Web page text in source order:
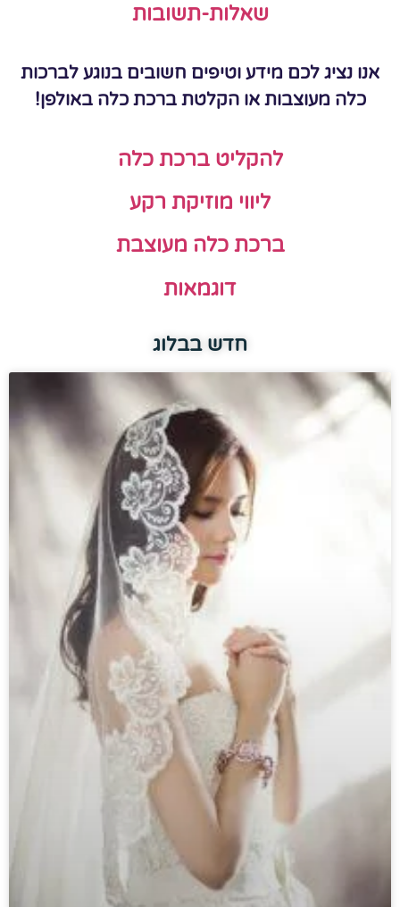
שאלות-תשובות
אנו נציג לכם מידע וטיפים חשובים בנוגע לברכות
כלה מעוצבות או הקלטת ברכת כלה באולפן!
להקליט ברכת כלה
ליווי מוזיקת רקע
ברכת כלה מעוצבת
דוגמאות
חדש בבלוג